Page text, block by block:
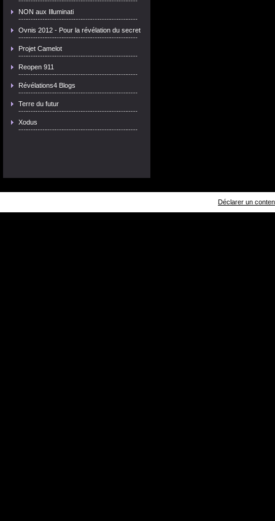
NON aux Illuminati
Ovnis 2012 - Pour la révélation du secret
Projet Camelot
Reopen 911
Révélations4 Blogs
Terre du futur
Xodus
Déclarer un